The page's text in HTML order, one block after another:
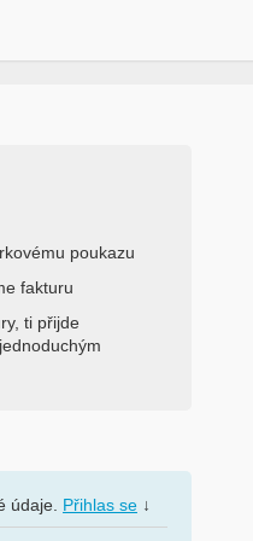
poukazu
fakturu
ti přijde
údaje. Přihlas se ↓